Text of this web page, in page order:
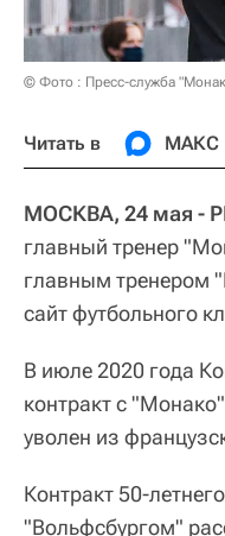
© Фото : Пресс-служба
Читать в МАКС
МОСКВА, 24 мая -
главный тренер
главным тренером
сайт футбольного
В июле 2020 года
контракт с
уволен из
Контракт 50-
"Вольфсбургом"